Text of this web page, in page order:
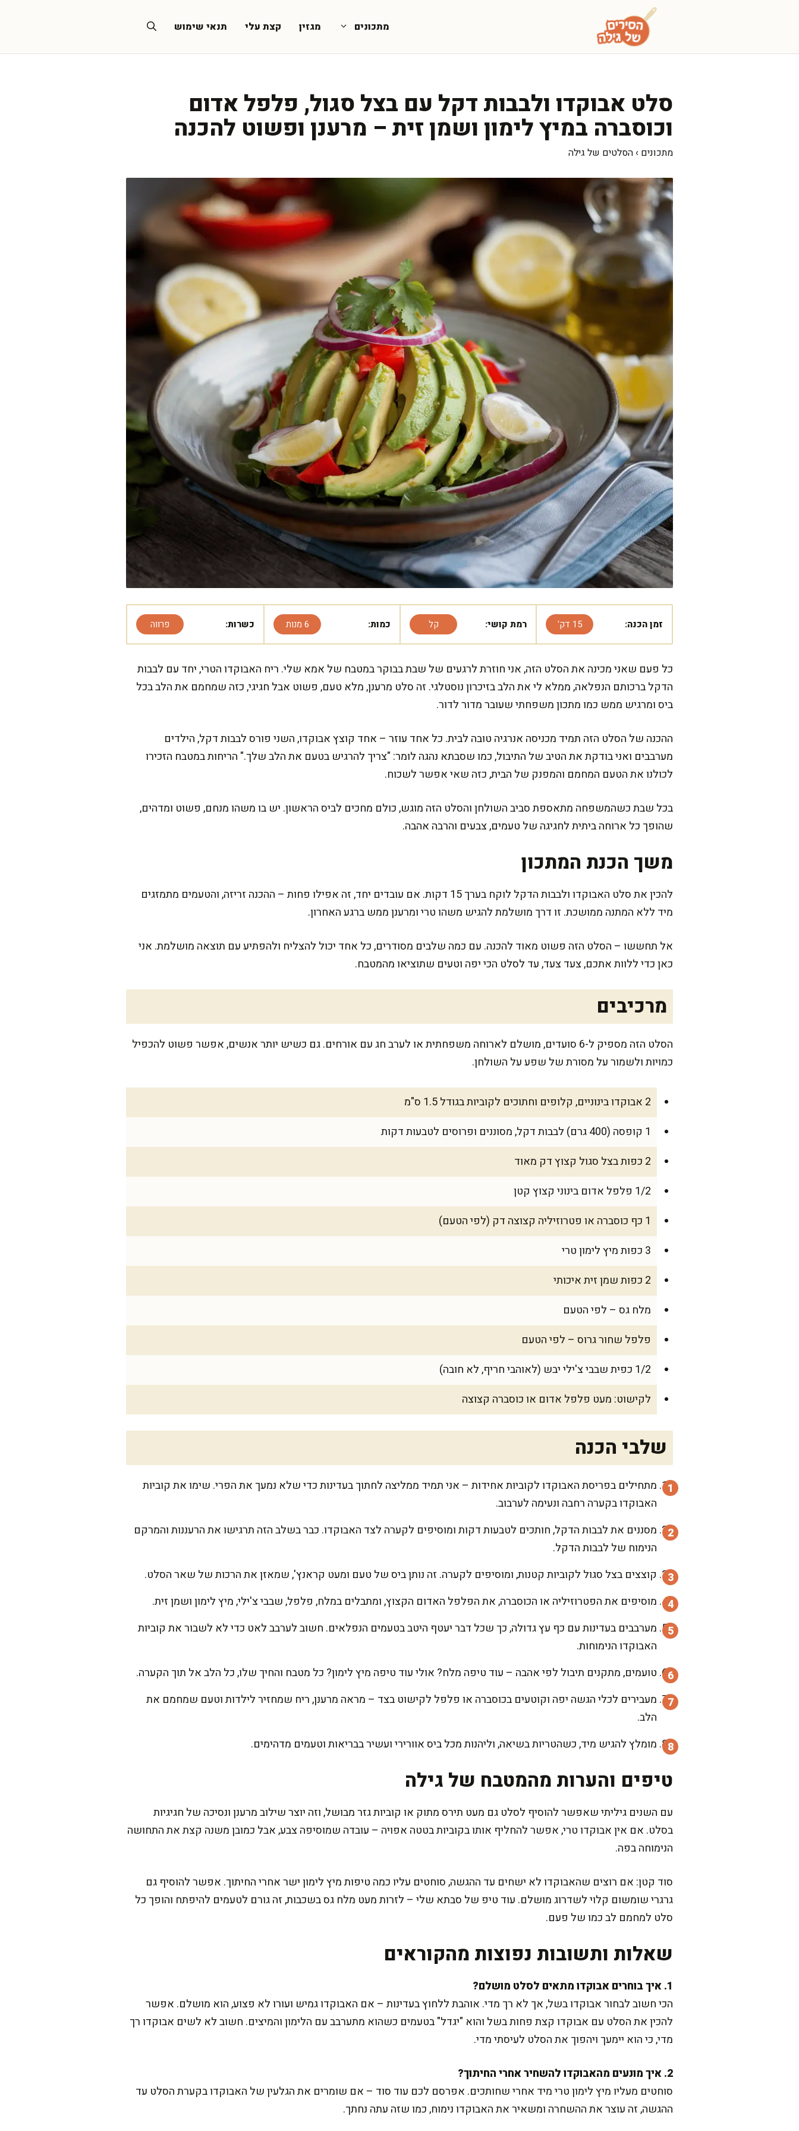
מתכונים מגזין קצת עלי תנאי שימוש
סלט אבוקדו ולבבות דקל עם בצל סגול, פלפל אדום
וכוסברה במיץ לימון ושמן זית – מרענן ופשוט להכנה
מתכונים › הסלטים של גילה
זמן הכנה: 15 דק' רמת קושי: קל כמות: 6 מנות כשרות: פרווה
כל פעם שאני מכינה את הסלט הזה, אני חוזרת לרגעים של שבת בבוקר במטבח של אמא שלי. ריח האבוקדו הטרי, יחד עם לבבות
הדקל ברכותם הנפלאה, ממלא לי את הלב בזיכרון נוסטלגי. זה סלט מרענן, מלא טעם, פשוט אבל חגיגי, כזה שמחמם את הלב בכל
ביס ומרגיש ממש כמו מתכון משפחתי שעובר מדור לדור.
ההכנה של הסלט הזה תמיד מכניסה אנרגיה טובה לבית. כל אחד עוזר – אחד קוצץ אבוקדו, השני פורס לבבות דקל, הילדים
מערבבים ואני בודקת את הטיב של התיבול, כמו שסבתא נהגה לומר: "צריך להרגיש בטעם את הלב שלך." הריחות במטבח הזכירו
לכולנו את הטעם המחמם והמפנק של הבית, כזה שאי אפשר לשכוח.
בכל שבת כשהמשפחה מתאספת סביב השולחן והסלט הזה מוגש, כולם מחכים לביס הראשון. יש בו משהו מנחם, פשוט ומדהים,
שהופך כל ארוחה ביתית לחגיגה של טעמים, צבעים והרבה אהבה.
משך הכנת המתכון
להכין את סלט האבוקדו ולבבות הדקל לוקח בערך 15 דקות. אם עובדים יחד, זה אפילו פחות – ההכנה זריזה, והטעמים מתמזגים
מיד ללא המתנה ממושכת. זו דרך מושלמת להגיש משהו טרי ומרענן ממש ברגע האחרון.
אל תחששו – הסלט הזה פשוט מאוד להכנה. עם כמה שלבים מסודרים, כל אחד יכול להצליח ולהפתיע עם תוצאה מושלמת. אני
כאן כדי ללוות אתכם, צעד צעד, עד לסלט הכי יפה וטעים שתוציאו מהמטבח.
מרכיבים
הסלט הזה מספיק ל-6 סועדים, מושלם לארוחה משפחתית או לערב חג עם אורחים. גם כשיש יותר אנשים, אפשר פשוט להכפיל
כמויות ולשמור על מסורת של שפע על השולחן.
2 אבוקדו בינוניים, קלופים וחתוכים לקוביות בגודל 1.5 ס"מ
1 קופסה (400 גרם) לבבות דקל, מסוננים ופרוסים לטבעות דקות
2 כפות בצל סגול קצוץ דק מאוד
1/2 פלפל אדום בינוני קצוץ קטן
1 כף כוסברה או פטרוזיליה קצוצה דק (לפי הטעם)
3 כפות מיץ לימון טרי
2 כפות שמן זית איכותי
מלח גס – לפי הטעם
פלפל שחור גרוס – לפי הטעם
1/2 כפית שבבי צ'ילי יבש (לאוהבי חריף, לא חובה)
לקישוט: מעט פלפל אדום או כוסברה קצוצה
שלבי הכנה
מתחילים בפריסת האבוקדו לקוביות אחידות – אני תמיד ממליצה לחתוך בעדינות כדי שלא נמעך את הפרי. שימו את קוביות
האבוקדו בקערה רחבה ונעימה לערבוב.
מסננים את לבבות הדקל, חותכים לטבעות דקות ומוסיפים לקערה לצד האבוקדו. כבר בשלב הזה תרגישו את הרעננות והמרקם
הנימוח של לבבות הדקל.
קוצצים בצל סגול לקוביות קטנות, ומוסיפים לקערה. זה נותן ביס של טעם ומעט קראנץ', שמאזן את הרכות של שאר הסלט.
מוסיפים את הפטרוזיליה או הכוסברה, את הפלפל האדום הקצוץ, ומתבלים במלח, פלפל, שבבי צ'ילי, מיץ לימון ושמן זית.
מערבבים בעדינות עם כף עץ גדולה, כך שכל דבר יעטף היטב בטעמים הנפלאים. חשוב לערבב לאט כדי לא לשבור את קוביות
האבוקדו הנימוחות.
טועמים, מתקנים תיבול לפי אהבה – עוד טיפה מלח? אולי עוד טיפה מיץ לימון? כל מטבח והחיך שלו, כל הלב אל תוך הקערה.
מעבירים לכלי הגשה יפה וקוטעים בכוסברה או פלפל לקישוט בצד – מראה מרענן, ריח שמחזיר לילדות וטעם שמחמם את
הלב.
מומלץ להגיש מיד, כשהטריות בשיאה, וליהנות מכל ביס אוורירי ועשיר בבריאות וטעמים מדהימים.
טיפים והערות מהמטבח של גילה
עם השנים גיליתי שאפשר להוסיף לסלט גם מעט תירס מתוק או קוביות גזר מבושל, וזה יוצר שילוב מרענן ונסיכה של חגיגיות
בסלט. אם אין אבוקדו טרי, אפשר להחליף אותו בקוביות בטטה אפויה – עובדה שמוסיפה צבע, אבל כמובן משנה קצת את התחושה
הנימוחה בפה.
סוד קטן: אם רוצים שהאבוקדו לא ישחים עד ההגשה, סוחטים עליו כמה טיפות מיץ לימון ישר אחרי החיתוך. אפשר להוסיף גם
גרגרי שומשום קלוי לשדרוג מושלם. עוד טיפ של סבתא שלי – לזרות מעט מלח גס בשכבות, זה גורם לטעמים להיפתח והופך כל
סלט למחמם לב כמו של פעם.
שאלות ותשובות נפוצות מהקוראים
1. איך בוחרים אבוקדו מתאים לסלט מושלם?
הכי חשוב לבחור אבוקדו בשל, אך לא רך מדי. אוהבת ללחוץ בעדינות – אם האבוקדו גמיש ועורו לא פצוע, הוא מושלם. אפשר
להכין את הסלט עם אבוקדו קצת פחות בשל והוא "יגדל" בטעמים כשהוא מתערבב עם הלימון והמיצים. חשוב לא לשים אבוקדו רך
מדי, כי הוא יימעך ויהפוך את הסלט לעיסתי מדי.
2. איך מונעים מהאבוקדו להשחיר אחרי החיתוך?
סוחטים מעליו מיץ לימון טרי מיד אחרי שחותכים. אפרסם לכם עוד סוד – אם שומרים את הגלעין של האבוקדו בקערת הסלט עד
ההגשה, זה עוצר את ההשחרה ומשאיר את האבוקדו נימוח, כמו שזה עתה נחתך.